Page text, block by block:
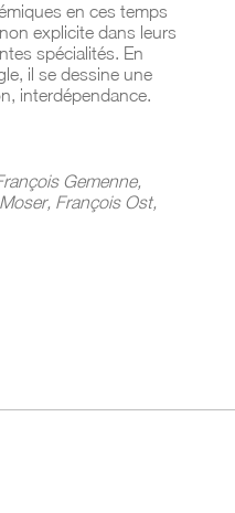
en ces temps
explicite dans leurs
spécialités. En
il se dessine une
interdépendance.
Gemenne,
François Ost,